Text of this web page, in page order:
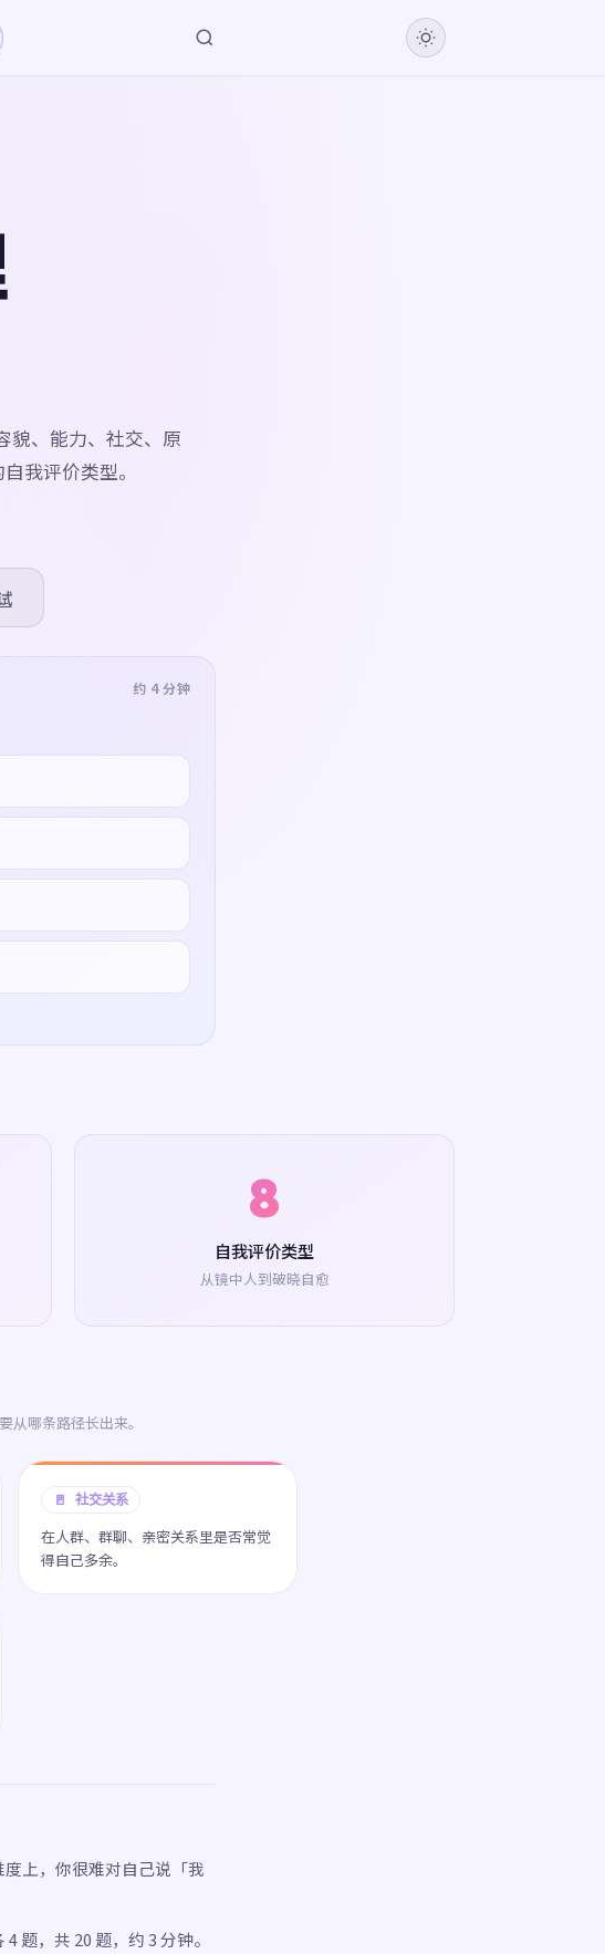
貌、能力、社交、原
我评价类型。
约 4 分钟
8
自我评价类型
从镜中人到破晓自愈
哪条路径长出来。
🚪 社交关系
在人群、群聊、亲密关系里是否常觉
得自己多余。
上，你很难对自己说「我
题，共 20 题，约 3 分钟。